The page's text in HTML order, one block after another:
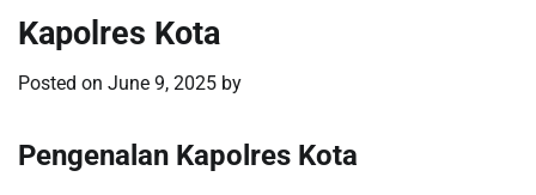
Kapolres Kota
Posted on June 9, 2025 by
Pengenalan Kapolres Kota